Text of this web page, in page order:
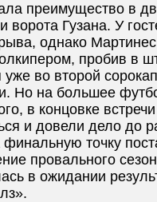
преимущество в
ворота Гузана. У
однако
пробив в
во второй
Но на большее
в концовке
и довели дело до
финальную точку
провального
в ожидании